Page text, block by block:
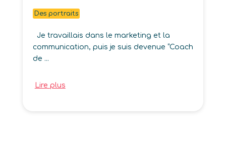
Des portraits
Je travaillais dans le marketing et la
communication, puis je suis devenue “Coach
de ...
Lire plus